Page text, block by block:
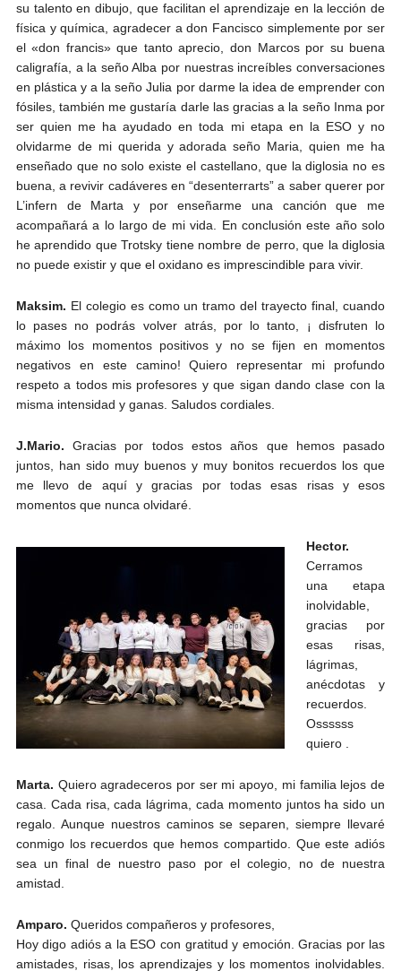
su talento en dibujo, que facilitan el aprendizaje en la lección de
física y química, agradecer a don Fancisco simplemente por ser
el «don francis» que tanto aprecio, don Marcos por su buena
caligrafía, a la seño Alba por nuestras increíbles conversaciones
en plástica y a la seño Julia por darme la idea de emprender con
fósiles, también me gustaría darle las gracias a la seño Inma por
ser quien me ha ayudado en toda mi etapa en la ESO y no
olvidarme de mi querida y adorada seño Maria, quien me ha
enseñado que no solo existe el castellano, que la diglosia no es
buena, a revivir cadáveres en “desenterrarts” a saber querer por
L’infern de Marta y por enseñarme una canción que me
acompañará a lo largo de mi vida. En conclusión este año solo
he aprendido que Trotsky tiene nombre de perro, que la diglosia
no puede existir y que el oxidano es imprescindible para vivir.
Maksim. El colegio es como un tramo del trayecto final, cuando
lo pases no podrás volver atrás, por lo tanto, ¡ disfruten lo
máximo los momentos positivos y no se fijen en momentos
negativos en este camino! Quiero representar mi profundo
respeto a todos mis profesores y que sigan dando clase con la
misma intensidad y ganas. Saludos cordiales.
J.Mario.Gracias por todos estos años que hemos pasado
juntos, han sido muy buenos y muy bonitos recuerdos los que
me llevo de aquí y gracias por todas esas risas y esos
momentos que nunca olvidaré.
Hector.
Cerramos
una etapa
inolvidable,
gracias por
esas risas,
lágrimas,
anécdotas y
recuerdos.
Ossssss
quiero .
Marta. Quiero agradeceros por ser mi apoyo, mi familia lejos de
casa. Cada risa, cada lágrima, cada momento juntos ha sido un
regalo. Aunque nuestros caminos se separen, siempre llevaré
conmigo los recuerdos que hemos compartido. Que este adiós
sea un final de nuestro paso por el colegio, no de nuestra
amistad.
Amparo. Queridos compañeros y profesores,
Hoy digo adiós a la ESO con gratitud y emoción. Gracias por las
amistades, risas, los aprendizajes y los momentos inolvidables.